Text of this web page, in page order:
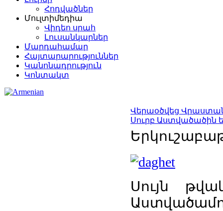
Հոդվածներ
Մուլտիմեդիա
Վիդեո սրահ
Լուսանկարներ
Մարդահամար
Հայտարարություններ
Կանոնադրություն
Կոնտակտ
Վերաօծվեց
Սուրբ Աստվածածին
Սույն